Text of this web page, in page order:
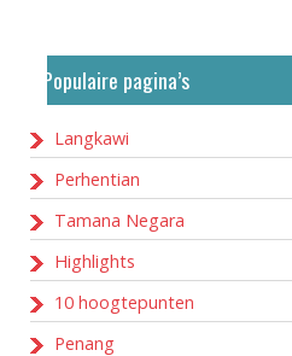
Populaire pagina’s
Langkawi
Perhentian
Tamana Negara
Highlights
10 hoogtepunten
Penang